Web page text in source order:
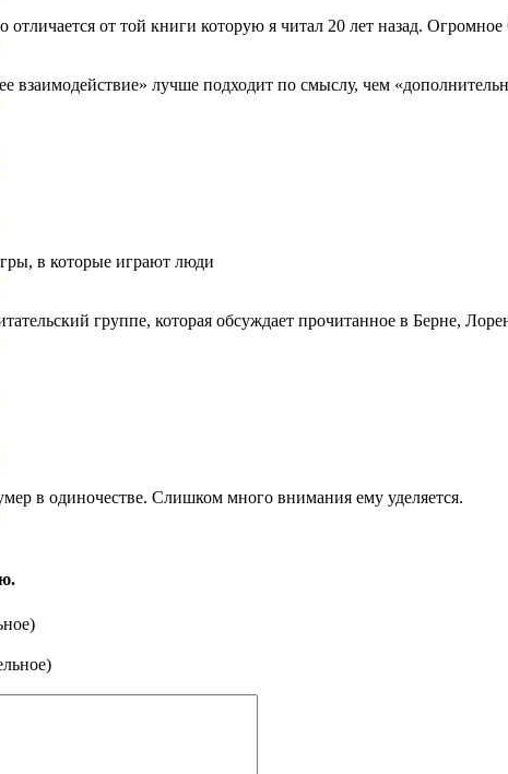
отличается от той книги которую я читал 20 лет назад.
взаимодействие» лучше подходит по смыслу, чем
в которые играют люди
группе, которая обсуждает прочитанное в Берне,
в одиночестве. Слишком много внимания ему уделяется.